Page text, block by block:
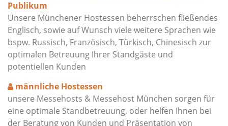
Publikum
Unsere Münchener Hostessen beherrschen fließendes
Englisch, sowie auf Wunsch viele weitere Sprachen wie
bspw. Russisch, Französisch, Türkisch, Chinesisch zur
optimalen Betreuung Ihrer Standgäste und
potentiellen Kunden
männliche Hostessen
unsere Messehosts & Messehost München sorgen für
eine optimale Standbetreuung, oder helfen Ihnen bei
der Beratung von Kunden und Präsentation von